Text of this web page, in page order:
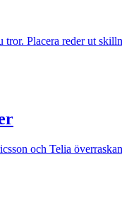
Placera reder ut
och Telia